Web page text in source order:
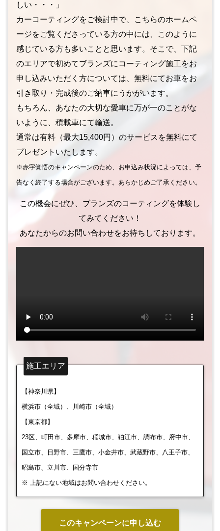
しい・・・」
カーコーティングをご検討中で、こちらのホームペ
ージをご覧くださっている方の中には、このように
感じている方も多いことと思います。そこで、下記
のエリアで初めてブランズにコーティング施工をお
申し込みいただく方については、無料にてお車をお
引き取り・完成後のご納車にうかがいます。
もちろん、あなたの大切な愛車に万が一のことがな
いように、積載車にて輸送。
通常は有料（最大15,400円）のサービスを無料にて
プレゼントいたします。
※赤字覚悟のキャンペーンのため、お申込み状況によっては、予
告なく終了する場合がございます。あらかじめご了承ください。
この機会にぜひ、ブランズのコーティングを体験し
てみてください！
あなたからのお問い合わせをお待ちしております。
施工エリア
【神奈川県】
横浜市（全域）、川崎市（全域）
【東京都】
23区、町田市、多摩市、稲城市、狛江市、調布市、府中市、
国立市、日野市、三鷹市、小金井市、武蔵野市、八王子市、
昭島市、立川市、国分寺市
※ 上記にない地域はお問い合わせください。
このキャンペーンに申し込む